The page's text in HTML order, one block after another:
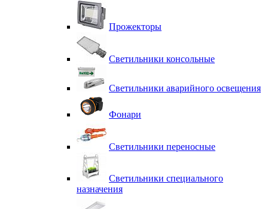
Прожекторы
Светильники консольные
Светильники аварийного освещения
Фонари
Светильники переносные
Светильники специального
назначения